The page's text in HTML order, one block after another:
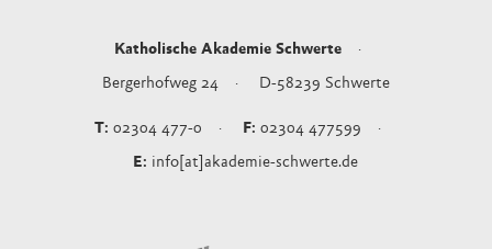
Katholische Akademie Schwerte
Bergerhofweg 24 D-58239 Schwerte
02304 477-0 02304 477599
info[at]akademie-schwerte.de